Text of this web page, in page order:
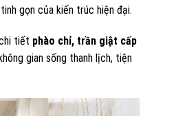
gọn của kiến trúc hiện đại.
tiết phào chỉ, trần giật cấp
gian sống thanh lịch, tiện